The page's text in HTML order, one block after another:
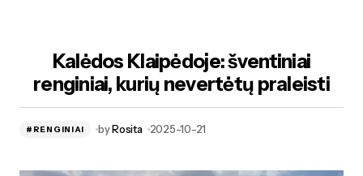
Kalėdos Klaipėdoje: šventiniai
renginiai, kurių nevertėtų praleisti
#RENGINIAI byRosita 2025-10-21